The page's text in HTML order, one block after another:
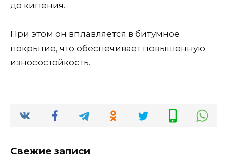
до кипения.
При этом он вплавляется в битумное
покрытие, что обеспечивает повышенную
износостойкость.
Свежие записи